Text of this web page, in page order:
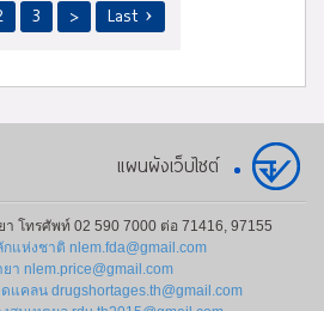
3 > Last ›
แผนผังเว็บไซต์
โทรศัพท์ 02 590 7000 ต่อ 71416, 97155
แห่งชาติ nlem.fda@gmail.com
ยา nlem.price@gmail.com
แคลน drugshortages.th@gmail.com